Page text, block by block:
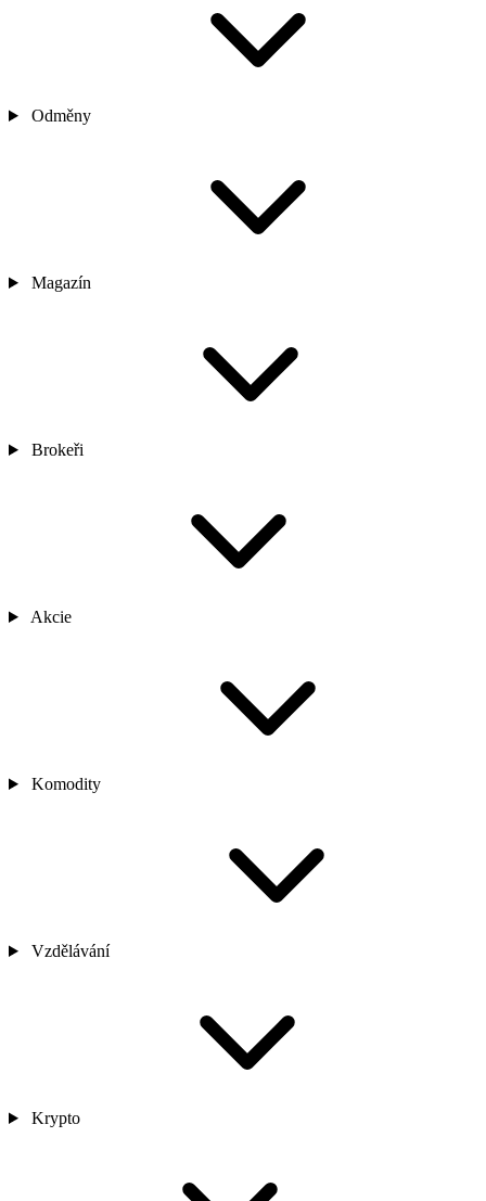
Odměny
Magazín
Brokeři
Akcie
Komodity
Vzdělávání
Krypto